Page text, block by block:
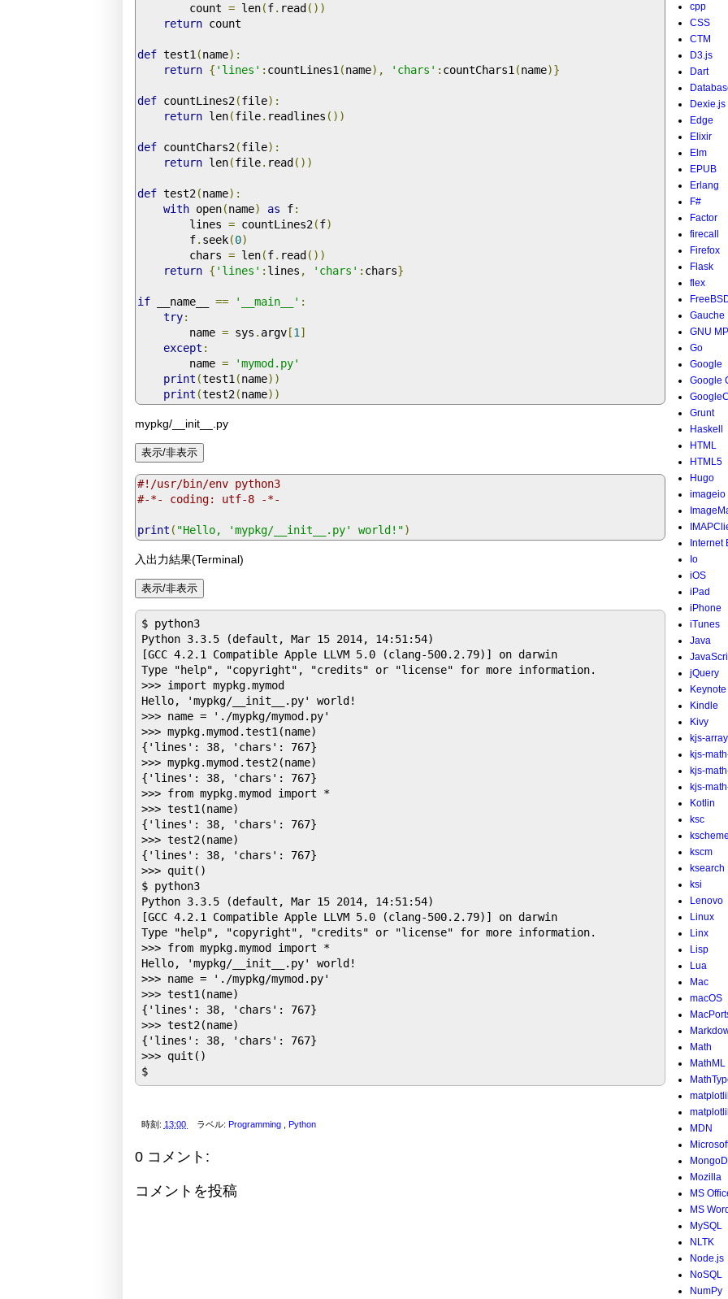
        count
= len(f. read())
return count
def test1 (name):
return { 'lines' : countLines1 (name), 'chars' : countChars1 (name)}
def countLines2(file):
return len(file. readlines ())
def countChars2(file):
return len(file. read())
def test2(name):
with open(name) as f:
        lines
= countLines2(f)
        f
. seek(0)
        chars
= len(f. read())
return { 'lines' : lines , 'chars' : chars}
if __name__ == '__main__' :
try:
        name
= sys . argv[1 ]
except :
        name
=
'mymod.py'
print (test1 (name))
print (test2(name))
mypkg/__init__.py
#!/usr/bin/env python3
#-*- coding: utf-8 -*-
print ( "Hello, 'mypkg/__init__.py' world!")
入出力結果(Terminal)
$ python3
Python 3.3.5 (default, Mar 15 2014, 14:51:54)
[GCC 4.2.1 Compatible Apple LLVM 5.0 (clang-500.2.79)] on darwin
Type "help", "copyright", "credits" or "license" for more information.
>>> import mypkg.mymod
Hello, 'mypkg/__init__.py' world!
>>> name = './mypkg/mymod.py'
>>> mypkg.mymod.test1(name)
{'lines': 38, 'chars': 767}
>>> mypkg.mymod.test2(name)
{'lines': 38, 'chars': 767}
>>> from mypkg.mymod import *
>>> test1(name)
{'lines': 38, 'chars': 767}
>>> test2(name)
{'lines': 38, 'chars': 767}
>>> quit()
$ python3
Python 3.3.5 (default, Mar 15 2014, 14:51:54)
[GCC 4.2.1 Compatible Apple LLVM 5.0 (clang-500.2.79)] on darwin
Type "help", "copyright", "credits" or "license" for more information.
>>> from mypkg.mymod import *
Hello, 'mypkg/__init__.py' world!
>>> name = './mypkg/mymod.py'
>>> test1(name)
{'lines': 38, 'chars': 767}
>>> test2(name)
{'lines': 38, 'chars': 767}
>>> quit()
$
時刻: 13:00 ラベル:Programming ,Python
0 コメント:
コメントを投稿
cpp
CSS
CTM
D3.js
Dart
Dexie.js
Edge
Elixir
Elm
EPUB
Erlang
F#
Factor
firecall
Firefox
Flask
flex
Gauche
GNU
Go
Google
Google
Grunt
Haskell
HTML
HTML5
Hugo
imageio
Internet
Io
iOS
iPad
iPhone
iTunes
Java
jQuery
Keynote
Kindle
Kivy
kjs-array
kjs-
kjs-
kjs-
Kotlin
ksc
kscheme
kscm
ksearch
ksi
Lenovo
Linux
Linx
Lisp
Lua
Mac
macOS
Math
MathML
MDN
Mozilla
MS
MS Word
MySQL
NLTK
Node.js
NoSQL
NumPy